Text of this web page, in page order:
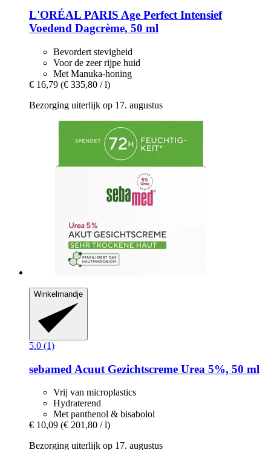
L'ORÉAL PARIS Age Perfect Intensief
Voedend Dagcrème, 50 ml
Bevordert stevigheid
Voor de zeer rijpe huid
Met Manuka-honing
€ 16,79 (€ 335,80 / l)
Bezorging uiterlijk op 17. augustus
Winkelmandje
5.0 (1)
sebamed Acuut Gezichtscreme Urea 5%, 50 ml
Vrij van microplastics
Hydraterend
Met panthenol & bisabolol
€ 10,09 (€ 201,80 / l)
Bezorging uiterlijk op 17. augustus